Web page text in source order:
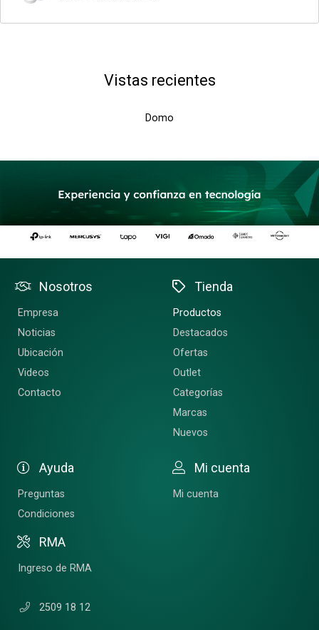
Vistas recientes
Domo
Nosotros
Empresa
Noticias
Ubicación
Videos
Contacto
Tienda
Productos
Destacados
Ofertas
Outlet
Categorías
Marcas
Nuevos
Ayuda
Preguntas
Condiciones
RMA
Ingreso de RMA
Mi cuenta
Mi cuenta
2509 18 12